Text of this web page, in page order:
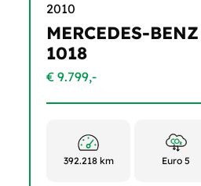
2010
MERCEDES-
1018
€ 9.799,-
392.218 km Euro 5